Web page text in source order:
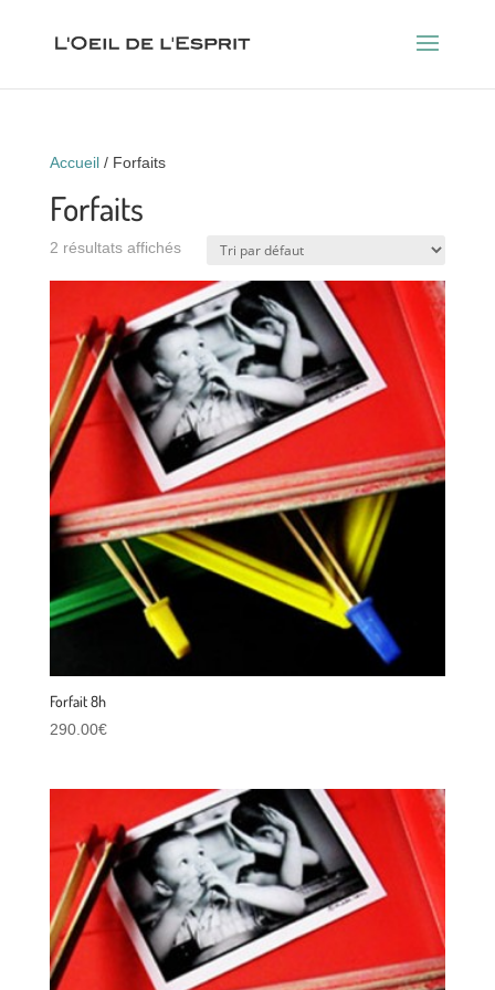
Accueil/ Forfaits
Forfaits
2 résultats affichés
Forfait 8h
290.00€